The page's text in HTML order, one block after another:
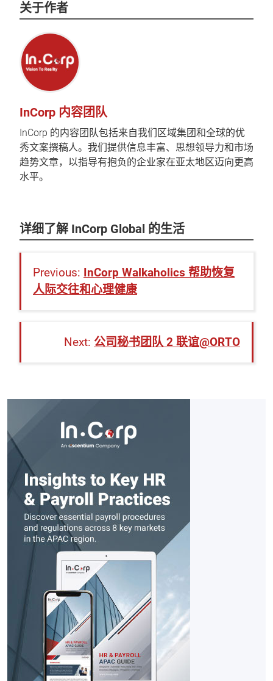
关于作者
InCorp 内容团队
InCorp 的内容团队包括来自我们区域集团和全球的优
秀文案撰稿人。我们提供信息丰富、思想领导力和市场
趋势文章，以指导有抱负的企业家在亚太地区迈向更高
水平。
详细了解 InCorp Global 的生活
InCorp Walkaholics 帮助恢复
人际交往和心理健康
公司秘书团队 2 联谊@ORTO